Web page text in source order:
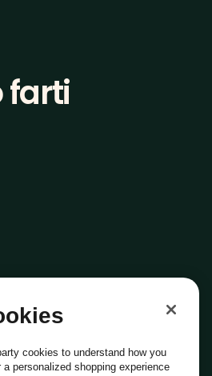
farti
cookies to understand how you
personalized shopping experience